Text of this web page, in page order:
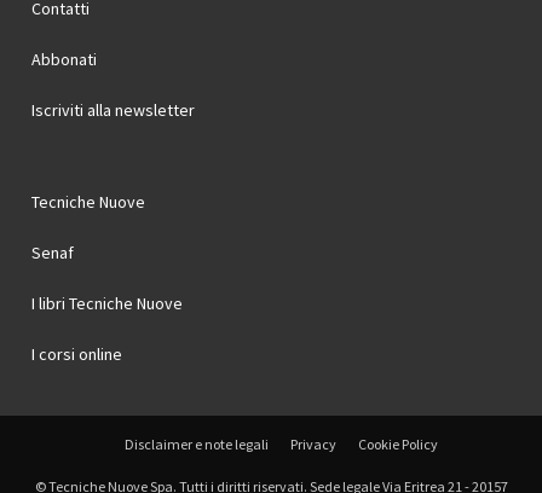
Contatti
Abbonati
Iscriviti alla newsletter
Tecniche Nuove
Senaf
I libri Tecniche Nuove
I corsi online
Disclaimer e note legali Privacy Cookie Policy
© Tecniche Nuove Spa. Tutti i diritti riservati. Sede legale Via Eritrea 21 - 20157